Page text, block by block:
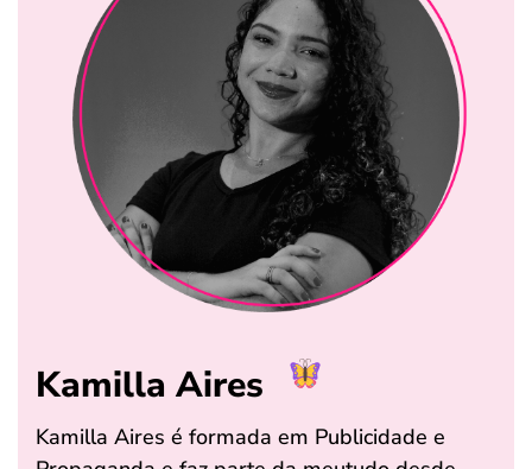
Kamilla Aires
Kamilla Aires é formada em Publicidade e